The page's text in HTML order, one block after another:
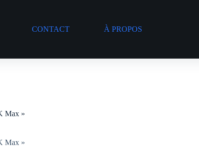
CONTACT À PROPOS
Max »
Max »